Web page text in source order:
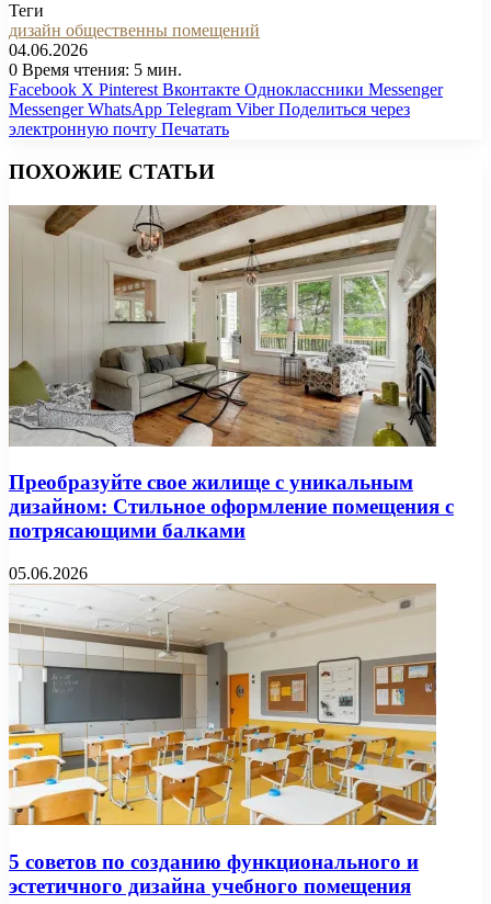
Теги
дизайн общественны помещений
04.06.2026
0 Время чтения: 5 мин.
Facebook X Pinterest Вконтакте Одноклассники Messenger
Messenger WhatsApp Telegram Viber Поделиться через
электронную почту Печатать
ПОХОЖИЕ СТАТЬИ
Преобразуйте свое жилище с уникальным
дизайном: Стильное оформление помещения с
потрясающими балками
05.06.2026
5 советов по созданию функционального и
эстетичного дизайна учебного помещения